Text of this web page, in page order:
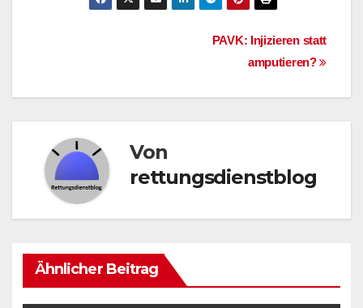
BeitragsnavigationPAVK: Injizieren statt
amputieren?
Von
rettungsdienstblog
Ähnlicher Beitrag